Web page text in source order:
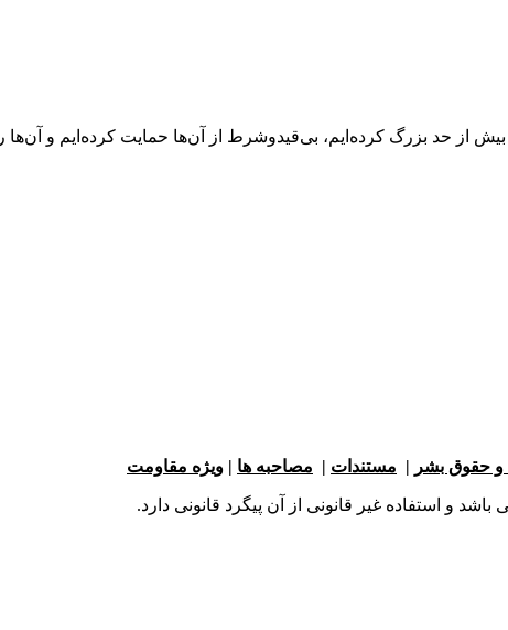
از حد بزرگ کرده‌ایم، بی‌قیدوشرط از آن‌ها حمایت کرده‌ایم و آن‌ها را
و حقوق بشر | مستندات | مصاحبه ها | ویژه مقاومت
و استفاده غیر قانونی از آن پیگرد قانونی دارد.